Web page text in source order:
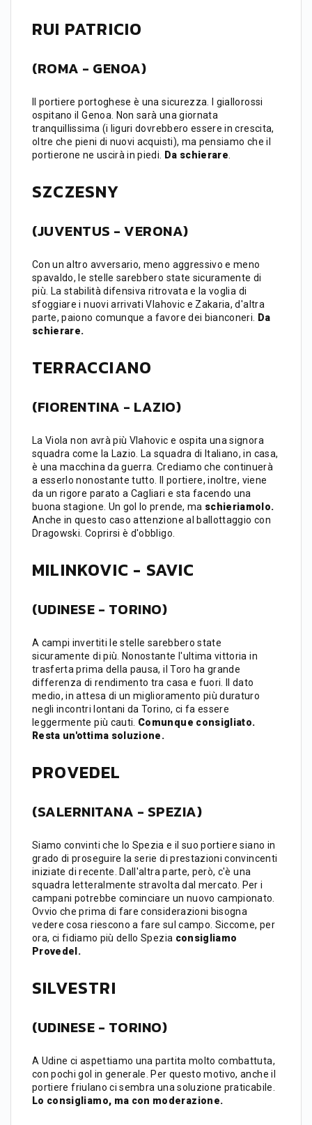
RUI PATRICIO
(ROMA - GENOA)
Il portiere portoghese è una sicurezza. I giallorossi
ospitano il Genoa. Non sarà una giornata
tranquillissima (i liguri dovrebbero essere in crescita,
oltre che pieni di nuovi acquisti), ma pensiamo che il
portierone ne uscirà in piedi. Da schierare
SZCZESNY
(JUVENTUS - VERONA)
Con un altro avversario, meno aggressivo e meno
spavaldo, le stelle sarebbero state sicuramente di
più. La stabilità difensiva ritrovata e la voglia di
sfoggiare i nuovi arrivati Vlahovic e Zakaria, d'altra
parte, paiono comunque a favore dei bianconeri. Da
schierare.
TERRACCIANO
(FIORENTINA - LAZIO)
La Viola non avrà più Vlahovic e ospita una signora
squadra come la Lazio. La squadra di Italiano, in casa,
è una macchina da guerra. Crediamo che continuerà
a esserlo nonostante tutto. Il portiere, inoltre, viene
da un rigore parato a Cagliari e sta facendo una
buona stagione. Un gol lo prende, ma schieriamolo.
Anche in questo caso attenzione al ballottaggio con
Dragowski. Coprirsi è d'obbligo.
MILINKOVIC - SAVIC
(UDINESE - TORINO)
A campi invertiti le stelle sarebbero state
sicuramente di più. Nonostante l'ultima vittoria in
trasferta prima della pausa, il Toro ha grande
differenza di rendimento tra casa e fuori. Il dato
medio, in attesa di un miglioramento più duraturo
negli incontri lontani da Torino, ci fa essere
leggermente più cauti. Comunque consigliato.
Resta un'ottima soluzione.
PROVEDEL
(SALERNITANA - SPEZIA)
Siamo convinti che lo Spezia e il suo portiere siano in
grado di proseguire la serie di prestazioni convincenti
iniziate di recente. Dall'altra parte, però, c'è una
squadra letteralmente stravolta dal mercato. Per i
campani potrebbe cominciare un nuovo campionato.
Ovvio che prima di fare considerazioni bisogna
vedere cosa riescono a fare sul campo. Siccome, per
ora, ci fidiamo più dello Spezia consigliamo
Provedel.
SILVESTRI
(UDINESE - TORINO)
A Udine ci aspettiamo una partita molto combattuta,
con pochi gol in generale. Per questo motivo, anche il
portiere friulano ci sembra una soluzione praticabile.
Lo consigliamo, ma con moderazione.